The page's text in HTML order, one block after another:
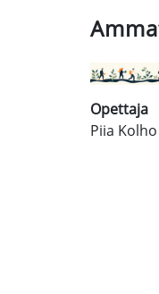
Opettaja
Piia Kolho